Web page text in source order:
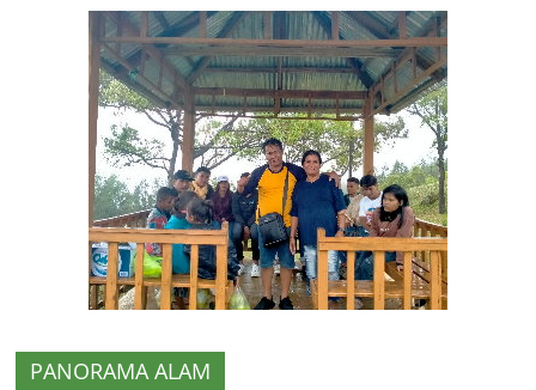
PANORAMA ALAM